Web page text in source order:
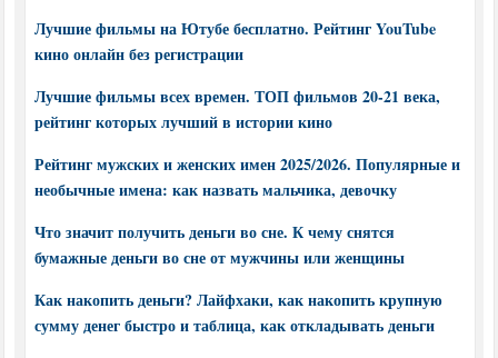
Лучшие фильмы на Ютубе бесплатно. Рейтинг YouTube
кино онлайн без регистрации
Лучшие фильмы всех времен. ТОП фильмов 20-21 века,
рейтинг которых лучший в истории кино
Рейтинг мужских и женских имен 2025/2026. Популярные и
необычные имена: как назвать мальчика, девочку
Что значит получить деньги во сне. К чему снятся
бумажные деньги во сне от мужчины или женщины
Как накопить деньги? Лайфхаки, как накопить крупную
сумму денег быстро и таблица, как откладывать деньги